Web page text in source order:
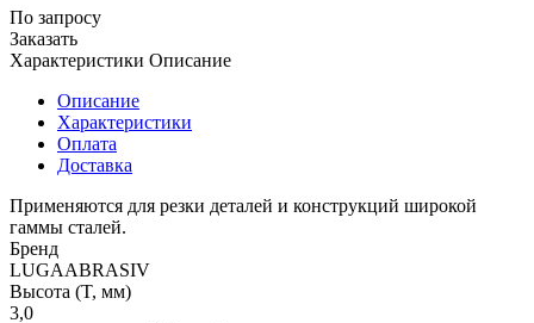
По запросу
Заказать
Характеристики Описание
Описание
Характеристики
Оплата
Доставка
Применяются для резки деталей и конструкций широкой
гаммы сталей.
Бренд
LUGAABRASIV
Высота (T, мм)
3,0